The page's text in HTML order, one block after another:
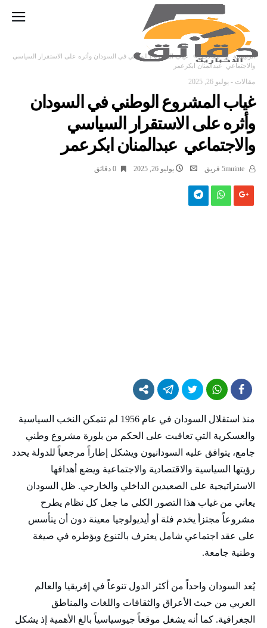
‫الرئيسية‬ مقالات
غياب المشروع الوطني في السودان وأثره على الاستقرار السياسي
والاجتماعي عبدالمنان ابكرعمر
مقالات - يوليو 26, 2025
غياب المشروع الوطني في السودان
وأثره على الاستقرار السياسي
والاجتماعي عبدالمنان ابكرعمر
يوليو 26, 2025 0 ‫دقائق‬
منذ استقلال السودان في عام 1956 لم تتمكن النخب السياسية
والعسكرية التي تعاقبت على الحكم من بلورة مشروع وطني
جامع، يتوافق عليه السودانيون ويشكل إطاراً مرجعياً للدولة يحدد
رؤيتها السياسية والاقتصادية والاجتماعية ويضع أهدافها
الاستراتيجية على الصعيدين الداخلي والخارجي. ظل السودان
يعاني من غياب هذا التصور الكلي ما جعل كل نظام يطرح
مشروعاً مجتزأ يخدم فئة أو أيديولوجيا معينة دون أن يتأسس
على عقد اجتماعي شامل يعترف بالتنوع ويؤطره في صيغة
وطنية جامعة.
يُعد السودان واحداً من أكثر الدول تنوعاً في إفريقيا والعالم
العربي من حيث الأعراق والثقافات واللغات والمناطق
الجغرافية. كما أنه يشغل موقعاً جيوسياسياً بالغ الأهمية إذ يشكل